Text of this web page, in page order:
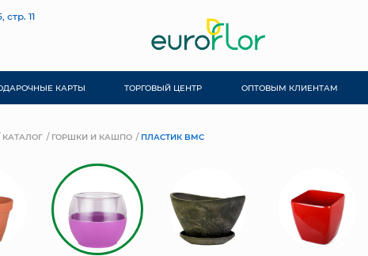
11
КАРТЫ ТОРГОВЫЙ ЦЕНТР ОПТОВЫМ КЛИЕНТАМ
КАТАЛОГ ГОРШКИ И КАШПО ПЛАСТИК BMC